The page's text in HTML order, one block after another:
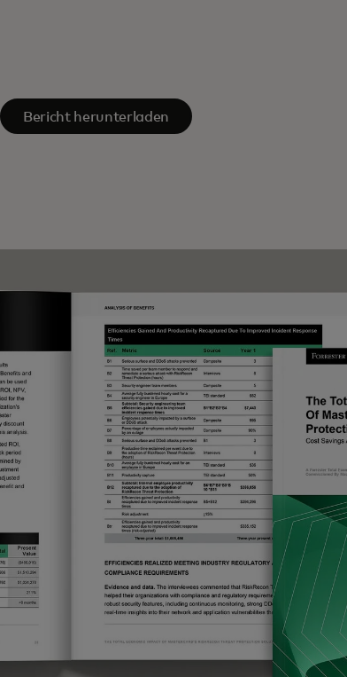
Bericht herunterladen